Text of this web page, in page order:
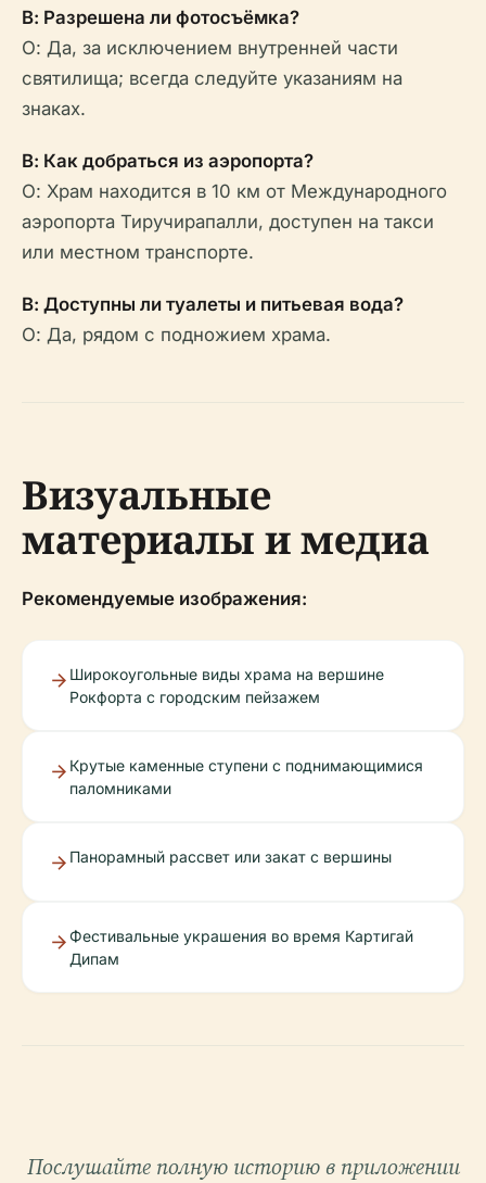
В: Разрешена ли фотосъёмка?
О: Да, за исключением внутренней части
святилища; всегда следуйте указаниям на
знаках.
В: Как добраться из аэропорта?
О: Храм находится в 10 км от Международного
аэропорта Тиручирапалли, доступен на такси
или местном транспорте.
В: Доступны ли туалеты и питьевая вода?
О: Да, рядом с подножием храма.
Визуальные
материалы и медиа
Рекомендуемые изображения:
Широкоугольные виды храма на вершине
Рокфорта с городским пейзажем
Крутые каменные ступени с поднимающимися
паломниками
Панорамный рассвет или закат с вершины
Фестивальные украшения во время Картигай
Дипам
Послушайте полную историю в приложении